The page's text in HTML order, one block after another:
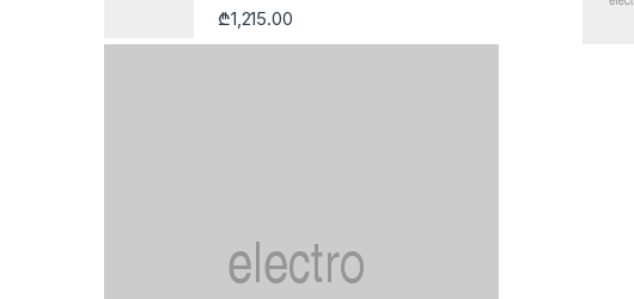
შეფასება
4.33, 5-
დან
₾1,215.00